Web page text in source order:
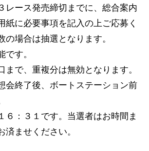
ース発売締切までに、総合案内
紙に必要事項を記入の上ご応募く
の場合は抽選となります。
す。
で、重複分は無効となります。
会終了後、ボートステーション前
６：３１です。当選者はお時間ま
済ませください。